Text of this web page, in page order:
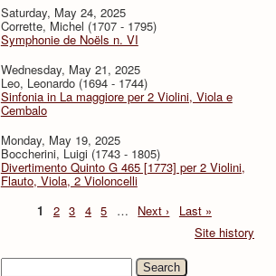
Saturday, May 24, 2025
Corrette, Michel (1707 - 1795)
Symphonie de Noëls n. VI
Wednesday, May 21, 2025
Leo, Leonardo (1694 - 1744)
Sinfonia in La maggiore per 2 Violini, Viola e
Cembalo
Monday, May 19, 2025
Boccherini, Luigi (1743 - 1805)
Divertimento Quinto G 465 [1773] per 2 Violini,
Flauto, Viola, 2 Violoncelli
1
2 3 4 5 … Next ›
Last »
Site history
Search